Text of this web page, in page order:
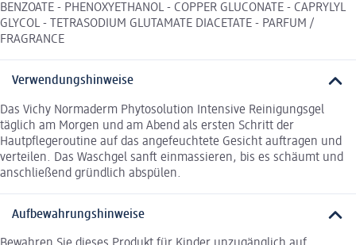
BENZOATE - PHENOXYETHANOL - COPPER GLUCONATE - CAPRYLYL
GLYCOL - TETRASODIUM GLUTAMATE DIACETATE - PARFUM /
FRAGRANCE
Verwendungshinweise
Das Vichy Normaderm Phytosolution Intensive Reinigungsgel
täglich am Morgen und am Abend als ersten Schritt der
Hautpflegeroutine auf das angefeuchtete Gesicht auftragen und
verteilen. Das Waschgel sanft einmassieren, bis es schäumt und
anschließend gründlich abspülen.
Aufbewahrungshinweise